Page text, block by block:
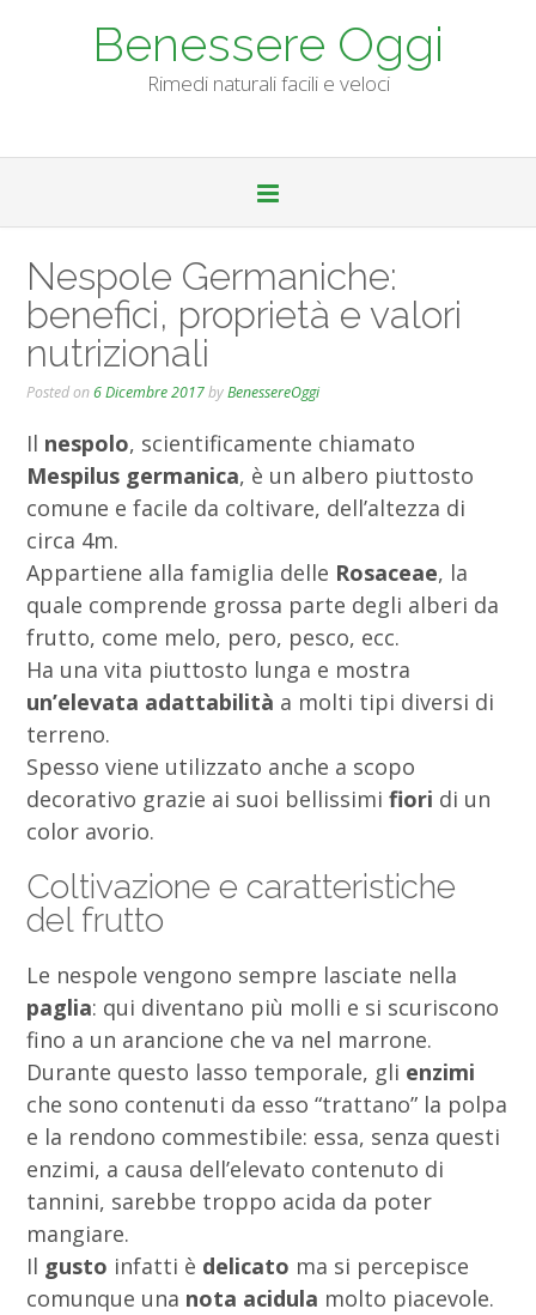
Benessere Oggi
Rimedi naturali facili e veloci
Nespole Germaniche:
benefici, proprietà e valori
nutrizionali
Posted on6 Dicembre 2017byBenessereOggi
Il nespolo, scientificamente chiamato
Mespilus germanica, è un albero piuttosto
comune e facile da coltivare, dell’altezza di
circa 4m.
Appartiene alla famiglia delle Rosaceae, la
quale comprende grossa parte degli alberi da
frutto, come melo, pero, pesco, ecc.
Ha una vita piuttosto lunga e mostra
un’elevata adattabilità a molti tipi diversi di
terreno.
Spesso viene utilizzato anche a scopo
decorativo grazie ai suoi bellissimi fiori di un
color avorio.
Coltivazione e caratteristiche
del frutto
Le nespole vengono sempre lasciate nella
paglia: qui diventano più molli e si scuriscono
fino a un arancione che va nel marrone.
Durante questo lasso temporale, gli enzimi
che sono contenuti da esso “trattano” la polpa
e la rendono commestibile: essa, senza questi
enzimi, a causa dell’elevato contenuto di
tannini, sarebbe troppo acida da poter
mangiare.
Il gusto infatti è delicato ma si percepisce
comunque una nota acidula molto piacevole.